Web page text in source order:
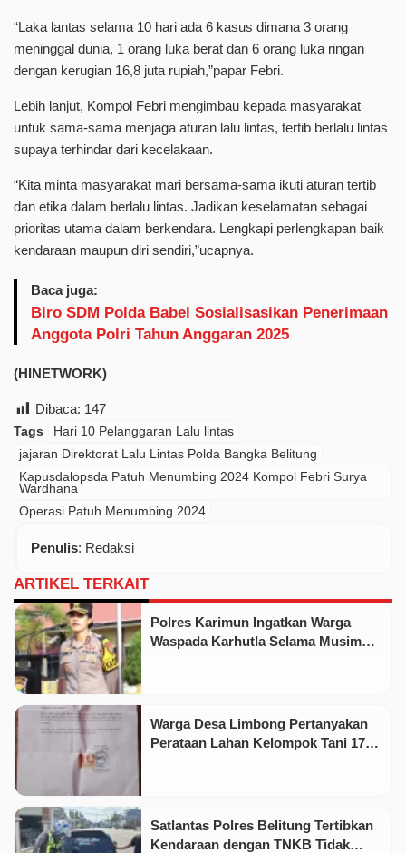
“Laka lantas selama 10 hari ada 6 kasus dimana 3 orang
meninggal dunia, 1 orang luka berat dan 6 orang luka ringan
dengan kerugian 16,8 juta rupiah,”papar Febri.
Lebih lanjut, Kompol Febri mengimbau kepada masyarakat
untuk sama-sama menjaga aturan lalu lintas, tertib berlalu lintas
supaya terhindar dari kecelakaan.
“Kita minta masyarakat mari bersama-sama ikuti aturan tertib
dan etika dalam berlalu lintas. Jadikan keselamatan sebagai
prioritas utama dalam berkendara. Lengkapi perlengkapan baik
kendaraan maupun diri sendiri,”ucapnya.
Baca juga:
Biro SDM Polda Babel Sosialisasikan Penerimaan
Anggota Polri Tahun Anggaran 2025
(HINETWORK)
Dibaca: 147
Tags
Hari 10 Pelanggaran Lalu lintas
jajaran Direktorat Lalu Lintas Polda Bangka Belitung
Kapusdalopsda Patuh Menumbing 2024 Kompol Febri Surya
Wardhana
Operasi Patuh Menumbing 2024
Penulis: Redaksi
ARTIKEL TERKAIT
Polres Karimun Ingatkan Warga
Waspada Karhutla Selama Musim
Warga Desa Limbong Pertanyakan
Perataan Lahan Kelompok Tani 17
Satlantas Polres Belitung Tertibkan
Kendaraan dengan TNKB Tidak